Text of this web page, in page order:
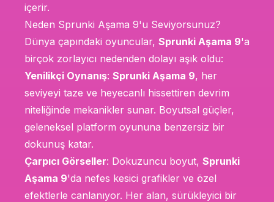
içerir.
Neden Sprunki Aşama 9'u Seviyorsunuz?
Dünya çapındaki oyuncular, Sprunki Aşama 9'a
birçok zorlayıcı nedenden dolayı aşık oldu:
Yenilikçi Oynanış: Sprunki Aşama 9, her
seviyeyi taze ve heyecanlı hissettiren devrim
niteliğinde mekanikler sunar. Boyutsal güçler,
geleneksel platform oyununa benzersiz bir
dokunuş katar.
Çarpıcı Görseller: Dokuzuncu boyut, Sprunki
Aşama 9'da nefes kesici grafikler ve özel
efektlerle canlanıyor. Her alan, sürükleyici bir